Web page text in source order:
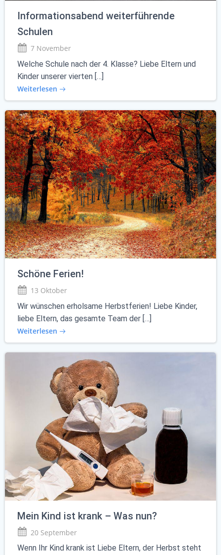
Informationsabend weiterführende
Schulen
7 November
Welche Schule nach der 4. Klasse? Liebe Eltern und
Kinder unserer vierten […]
Weiterlesen
Schöne Ferien!
13 Oktober
Wir wünschen erholsame Herbstferien! Liebe Kinder,
liebe Eltern, das gesamte Team der […]
Weiterlesen
Mein Kind ist krank – Was nun?
20 September
Wenn Ihr Kind krank ist Liebe Eltern, der Herbst steht